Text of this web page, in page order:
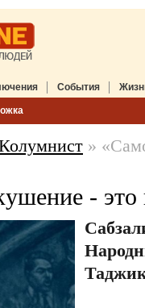
События
»
- это